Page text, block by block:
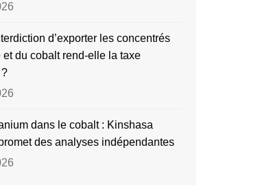
d’exporter les concentrés
et du cobalt rend-elle la taxe
dans le cobalt : Kinshasa
des analyses indépendantes